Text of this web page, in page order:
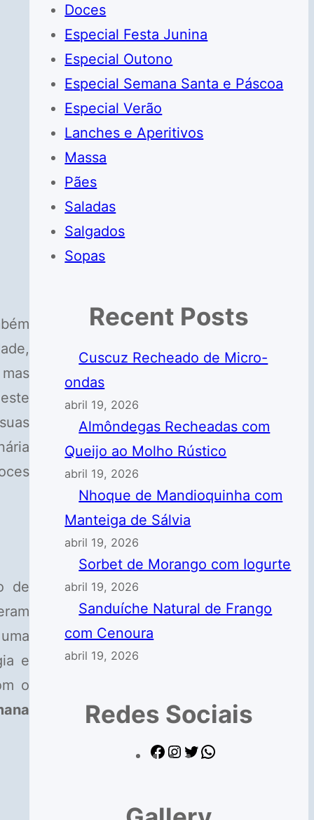
de
e
o
Doces
Especial Festa Junina
Especial Outono
Especial Semana Santa e Páscoa
Especial Verão
Lanches e Aperitivos
Massa
Pães
Saladas
Salgados
Sopas
Recent Posts
Cuscuz Recheado de Micro-
ondas
abril 19, 2026
Almôndegas Recheadas com
Queijo ao Molho Rústico
abril 19, 2026
Nhoque de Mandioquinha com
Manteiga de Sálvia
abril 19, 2026
Sorbet de Morango com Iogurte
abril 19, 2026
Sanduíche Natural de Frango
com Cenoura
abril 19, 2026
Redes Sociais
F
c
I
T